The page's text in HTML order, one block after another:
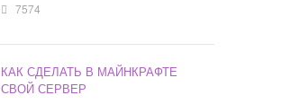
7574
КАК СДЕЛАТЬ В МАЙНКРАФТЕ
СВОЙ СЕРВЕР